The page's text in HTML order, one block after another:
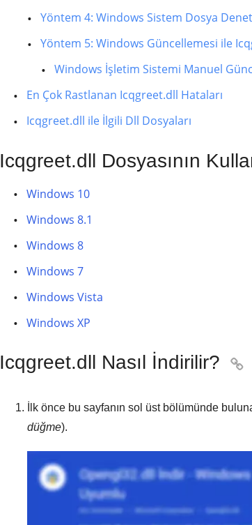
Yöntem 4: Windows Sistem Dosya
Yöntem 5: Windows Güncellemesi ile
Windows İşletim Sistemi Manuel
En Çok Rastlanan Icqgreet.dll Hataları
Icqgreet.dll ile İlgili Dll Dosyaları
Icqgreet.dll Dosyasının
Windows 10
Windows 8.1
Windows 8
Windows 7
Windows Vista
Windows XP
Icqgreet.dll Nasıl İndirilir? 
İlk önce bu sayfanın sol üst bölümünde
düğme).